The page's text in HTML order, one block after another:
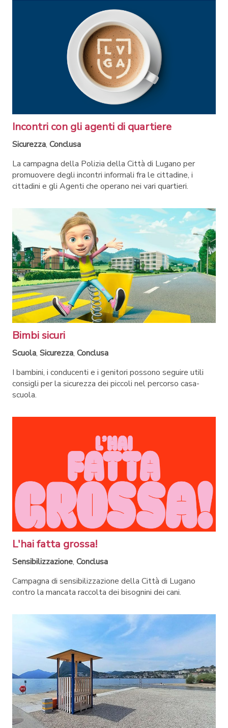
Incontri con gli agenti di quartiere
Sicurezza, Conclusa
La campagna della Polizia della Città di Lugano per
promuovere degli incontri informali fra le cittadine, i
cittadini e gli Agenti che operano nei vari quartieri.
Bimbi sicuri
Scuola, Sicurezza, Conclusa
I bambini, i conducenti e i genitori possono seguire utili
consigli per la sicurezza dei piccoli nel percorso casa-
scuola.
L'hai fatta grossa!
Sensibilizzazione, Conclusa
Campagna di sensibilizzazione della Città di Lugano
contro la mancata raccolta dei bisognini dei cani.